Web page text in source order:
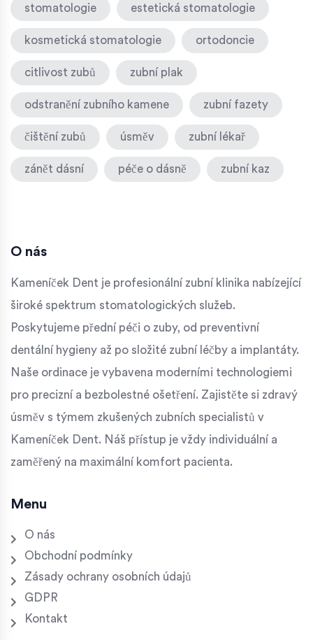
stomatologie estetická stomatologie
kosmetická stomatologie ortodoncie
citlivost zubů zubní plak
odstranění zubního kamene zubní fazety
čištění zubů úsměv zubní lékař
zánět dásní péče o dásně zubní kaz
O nás
Kameníček Dent je profesionální zubní klinika nabízející
široké spektrum stomatologických služeb.
Poskytujeme přední péči o zuby, od preventivní
dentální hygieny až po složité zubní léčby a implantáty.
Naše ordinace je vybavena moderními technologiemi
pro precizní a bezbolestné ošetření. Zajistěte si zdravý
úsměv s týmem zkušených zubních specialistů v
Kameníček Dent. Náš přístup je vždy individuální a
zaměřený na maximální komfort pacienta.
Menu
O nás
Obchodní podmínky
Zásady ochrany osobních údajů
GDPR
Kontakt